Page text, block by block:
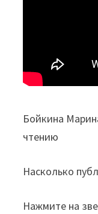
Бойкина
чтению
Насколько
Нажмите на